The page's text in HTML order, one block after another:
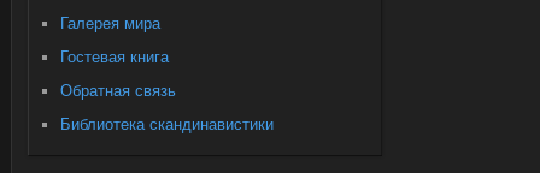
Галерея мира
Гостевая книга
Обратная связь
Библиотека скандинавистики